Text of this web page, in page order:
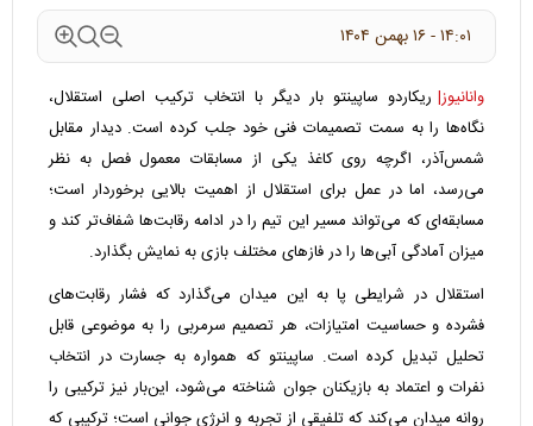
۱۴:۰۱ - ۱۶ بهمن ۱۴۰۴
وانانیوز| ریکاردو ساپینتو بار دیگر با انتخاب ترکیب اصلی استقلال،
نگاه‌ها را به سمت تصمیمات فنی خود جلب کرده است. دیدار مقابل
شمس‌آذر، اگرچه روی کاغذ یکی از مسابقات معمول فصل به نظر
می‌رسد، اما در عمل برای استقلال از اهمیت بالایی برخوردار است؛
مسابقه‌ای که می‌تواند مسیر این تیم را در ادامه رقابت‌ها شفاف‌تر کند و
میزان آمادگی آبی‌ها را در فازهای مختلف بازی به نمایش بگذارد.
استقلال در شرایطی پا به این میدان می‌گذارد که فشار رقابت‌های
فشرده و حساسیت امتیازات، هر تصمیم سرمربی را به موضوعی قابل
تحلیل تبدیل کرده است. ساپینتو که همواره به جسارت در انتخاب
نفرات و اعتماد به بازیکنان جوان شناخته می‌شود، این‌بار نیز ترکیبی را
روانه میدان می‌کند که تلفیقی از تجربه و انرژی جوانی است؛ ترکیبی که